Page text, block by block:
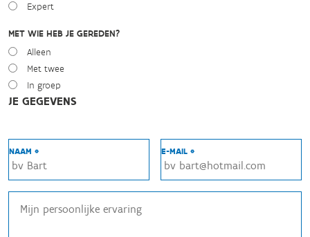
Expert
MET WIE HEB JE GEREDEN?
Alleen
Met twee
In groep
JE GEGEVENS
NAAM * E-MAIL *